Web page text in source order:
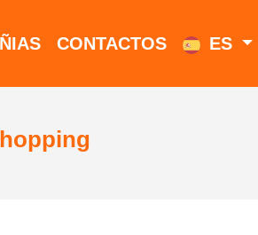
CONTACTOS ES